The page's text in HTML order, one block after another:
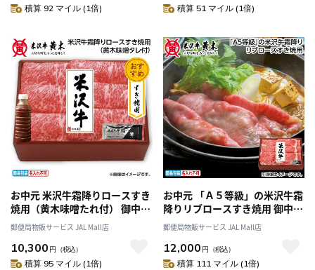
積算 92 マイル (1倍) 積算 51 マイル (1倍)
お中元 米沢牛霜降りロースすき
焼用（黄木味噌たれ付） 御中元
夏ギフト ギフト 贈答 送料込み
郵便局物販サービス JAL Mall店
10,300 円 （税込）
積算 95 マイル (1倍)
お中元 「Ａ５等級」の米沢牛霜
降りリブロースすき焼用 御中元
夏ギフト ギフト 贈答 送料込み
郵便局物販サービス JAL Mall店
12,000 円 （税込）
積算 111 マイル (1倍)